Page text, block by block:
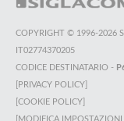
COPYRIGHT © 1996-2026
IT02774370205
CODICE DESTINATARIO -
[PRIVACY POLICY]
[COOKIE POLICY]
[MODIFICA IMPOSTAZIONI